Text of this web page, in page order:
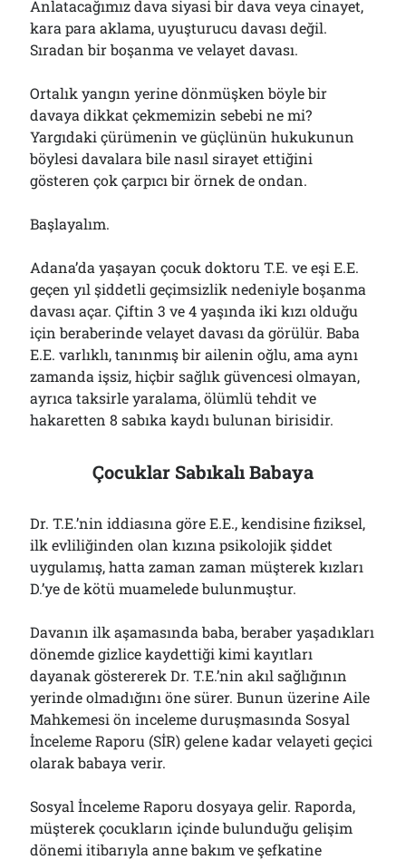
Çağırdı!..
31/07/2026
Arşivler
Arşivler
Anlatacağımız dava siyasi bir dava veya cinayet,
kara para aklama, uyuşturucu davası değil.
Sıradan bir boşanma ve velayet davası.
Ortalık yangın yerine dönmüşken böyle bir
davaya dikkat çekmemizin sebebi ne mi?
Yargıdaki çürümenin ve güçlünün hukukunun
böylesi davalara bile nasıl sirayet ettiğini
gösteren çok çarpıcı bir örnek de ondan.
Başlayalım.
Adana’da yaşayan çocuk doktoru T.E. ve eşi E.E.
geçen yıl şiddetli geçimsizlik nedeniyle boşanma
davası açar. Çiftin 3 ve 4 yaşında iki kızı olduğu
için beraberinde velayet davası da görülür. Baba
E.E. varlıklı, tanınmış bir ailenin oğlu, ama aynı
zamanda işsiz, hiçbir sağlık güvencesi olmayan,
ayrıca taksirle yaralama, ölümlü tehdit ve
hakaretten 8 sabıka kaydı bulunan birisidir.
Çocuklar Sabıkalı Babaya
Dr. T.E.’nin iddiasına göre E.E., kendisine fiziksel,
ilk evliliğinden olan kızına psikolojik şiddet
uygulamış, hatta zaman zaman müşterek kızları
D.’ye de kötü muamelede bulunmuştur.
Davanın ilk aşamasında baba, beraber yaşadıkları
dönemde gizlice kaydettiği kimi kayıtları
dayanak göstererek Dr. T.E.’nin akıl sağlığının
yerinde olmadığını öne sürer. Bunun üzerine Aile
Mahkemesi ön inceleme duruşmasında Sosyal
İnceleme Raporu (SİR) gelene kadar velayeti geçici
olarak babaya verir.
Sosyal İnceleme Raporu dosyaya gelir. Raporda,
müşterek çocukların içinde bulunduğu gelişim
dönemi itibarıyla anne bakım ve şefkatine